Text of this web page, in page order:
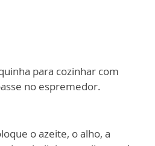
para cozinhar com
no espremedor.
o azeite, o alho, a